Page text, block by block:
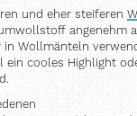
und eher steiferen
angenehm
in Wollmänteln
ein cooles Highlight